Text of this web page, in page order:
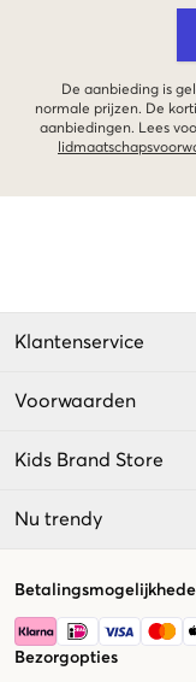
De aanbieding is
normale prijzen. De
aanbiedingen. Lees
Klantenservice
Voorwaarden
Kids Brand Store
Nu trendy
Bezorgopties